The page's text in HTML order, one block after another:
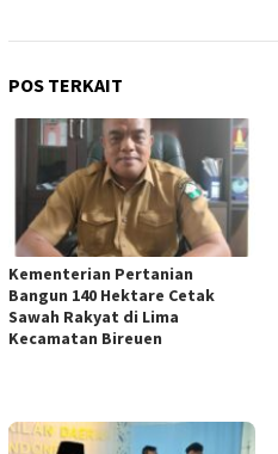
POS TERKAIT
Kementerian Pertanian
Bangun 140 Hektare Cetak
Sawah Rakyat di Lima
Kecamatan Bireuen